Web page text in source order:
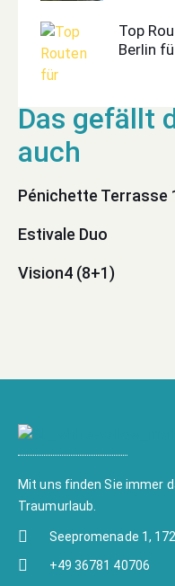
Top
Berlin
Pénichette Terrasse
Estivale Duo
Vision4 (8+1)
Mit uns finden Sie immer
Traumurlaub.
Seepromenade 1,
+49 36781 40706